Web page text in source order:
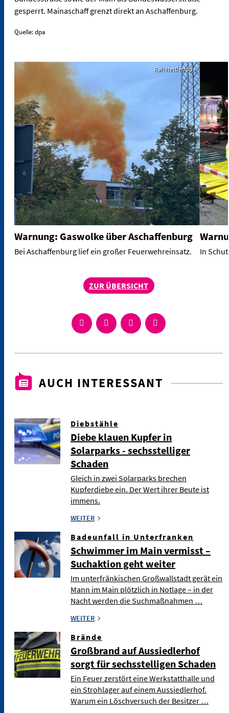
gesperrt. Mainaschaff grenzt direkt an Aschaffenburg.
Quelle: dpa
Ralt Hettler/dpa
Warnung: Gaswolke über Aschaffenburg
Bei Aschaffenburg lief ein großer Feuerwehreinsatz. In
ZUR ÜBERSICHT
AUCH INTERESSANT
Diebstähle
Diebe klauen Kupfer in
Solarparks - sechsstelliger
Schaden
Gleich in zwei Solarparks brechen
Kupferdiebe ein. Der Wert ihrer Beute ist
immens.
WEITER
Badeunfall in Unterfranken
Schwimmer im Main vermisst –
Suchaktion geht weiter
Im unterfränkischen Großwallstadt gerät ein
Mann im Main plötzlich in Notlage – in der
Nacht werden die Suchmaßnahmen …
WEITER
Brände
Großbrand auf Aussiedlerhof
sorgt für sechsstelligen Schaden
Ein Feuer zerstört eine Werkstatthalle und
ein Strohlager auf einem Aussiedlerhof.
Warum ein Löschversuch der Besitzer …